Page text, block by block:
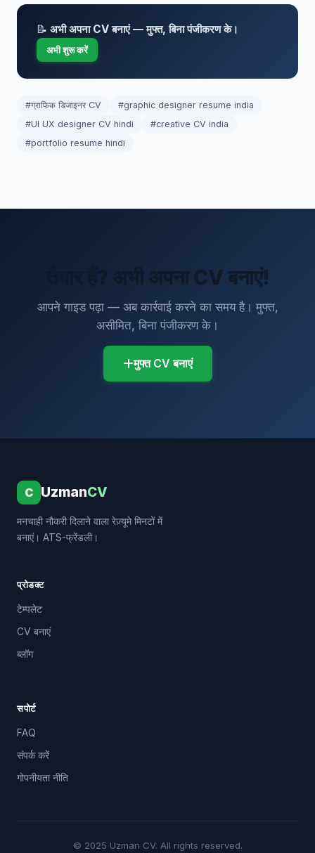
📝 अभी अपना CV बनाएं — मुफ्त, बिना पंजीकरण के।
अभी शुरू करें
#ग्राफिक डिजाइनर CV
#graphic designer resume india
#UI UX designer CV hindi
#creative CV india
#portfolio resume hindi
तैयार हैं? अभी अपना CV बनाएं!
आपने गाइड पढ़ा — अब कार्रवाई करने का समय है। मुफ्त,
असीमित, बिना पंजीकरण के।
मुफ्त CV बनाएं
C UzmanCV
मनचाही नौकरी दिलाने वाला रेज़्यूमे मिनटों में
बनाएं। ATS-फ्रेंडली।
प्रोडक्ट
टेम्पलेट
CV बनाएं
ब्लॉग
सपोर्ट
FAQ
संपर्क करें
गोपनीयता नीति
© 2025 Uzman CV. All rights reserved.